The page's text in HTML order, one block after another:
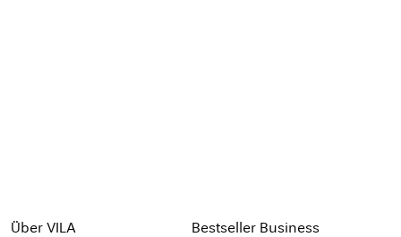
Über VILA Bestseller Business